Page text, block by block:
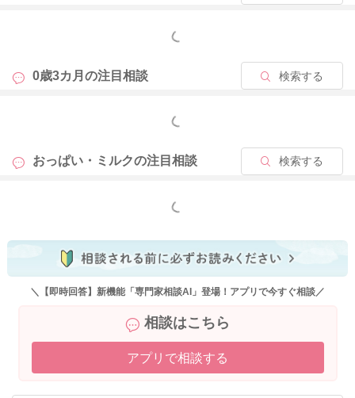
しょう。
2024/1/8 17:03
もっと見る
0歳3カ月の注目相談 検索する
もっと見る
おっぱい・ミルクの注目相談 検索する
もっと見る
＼【即時回答】新機能「専門家相談AI」登場！アプリで今すぐ相談／
相談はこちら
アプリで相談する